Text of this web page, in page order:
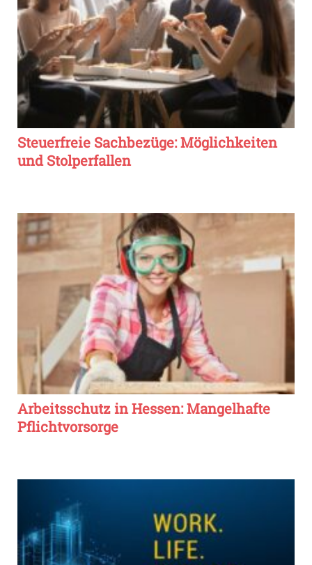
Steuerfreie Sachbezüge: Möglichkeiten
und Stolperfallen
Arbeitsschutz in Hessen: Mangelhafte
Pflichtvorsorge